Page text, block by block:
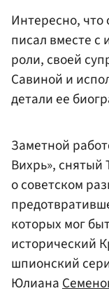
Интересно,
писал вместе с
роли, своей
Савиной и
детали ее
Заметной
Вихрь», снятый
о советском
которых мог
исторический
шпионский
Юлиана